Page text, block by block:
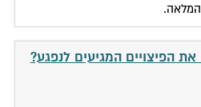
המלאה.
הפיצויים המגיעים לנפגע?